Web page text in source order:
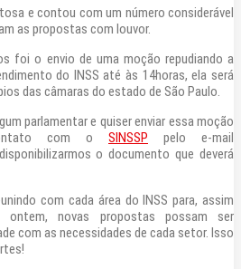
e contou com um número considerável
as propostas com louvor.
foi o envio de uma moção repudiando a
do INSS até às 14horas, ela será
das câmaras do estado de São Paulo.
parlamentar e quiser enviar essa moção
com o SINSSP pelo e-mail
o documento que deverá
com cada área do INSS para, assim
ontem, novas propostas possam ser
com as necessidades de cada setor. Isso